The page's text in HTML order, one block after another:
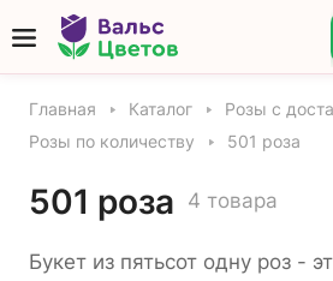
Главная Каталог
Розы с
Розы по количеству
501 роза
501 роза 4 товара
Букет из пятьсот одну роз -